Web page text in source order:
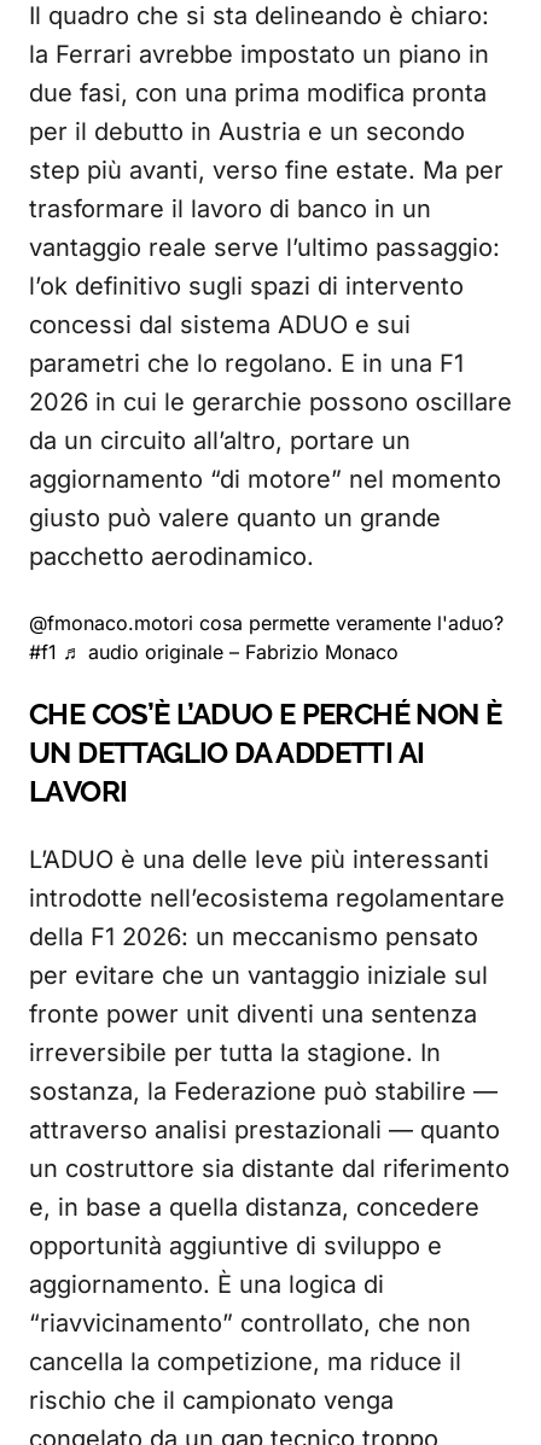
Il quadro che si sta delineando è chiaro:
la Ferrari avrebbe impostato un piano in
due fasi, con una prima modifica pronta
per il debutto in Austria e un secondo
step più avanti, verso fine estate. Ma per
trasformare il lavoro di banco in un
vantaggio reale serve l’ultimo passaggio:
l’ok definitivo sugli spazi di intervento
concessi dal sistema ADUO e sui
parametri che lo regolano. E in una F1
2026 in cui le gerarchie possono oscillare
da un circuito all’altro, portare un
aggiornamento “di motore” nel momento
giusto può valere quanto un grande
pacchetto aerodinamico.
@fmonaco.motori cosa permette veramente l'aduo?
#f1 ♬ audio originale – Fabrizio Monaco
CHE COS’È L’ADUO E PERCHÉ NON È
UN DETTAGLIO DA ADDETTI AI
LAVORI
L’ADUO è una delle leve più interessanti
introdotte nell’ecosistema regolamentare
della F1 2026: un meccanismo pensato
per evitare che un vantaggio iniziale sul
fronte power unit diventi una sentenza
irreversibile per tutta la stagione. In
sostanza, la Federazione può stabilire —
attraverso analisi prestazionali — quanto
un costruttore sia distante dal riferimento
e, in base a quella distanza, concedere
opportunità aggiuntive di sviluppo e
aggiornamento. È una logica di
“riavvicinamento” controllato, che non
cancella la competizione, ma riduce il
rischio che il campionato venga
congelato da un gap tecnico troppo